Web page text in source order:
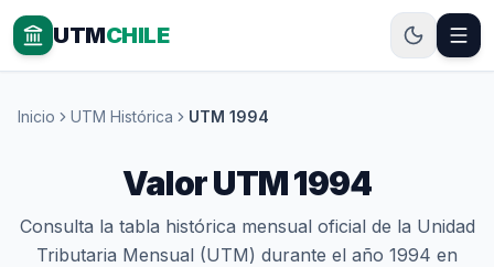
UTMCHILE
Inicio UTM Histórica UTM 1994
Valor UTM 1994
Consulta la tabla histórica mensual oficial de la Unidad
Tributaria Mensual (UTM) durante el año 1994 en